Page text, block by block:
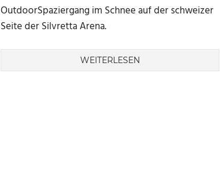
OutdoorSpaziergang im Schnee auf der schweizer
Seite der Silvretta Arena.
WEITERLESEN